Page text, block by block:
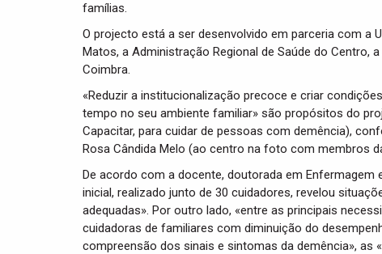
famílias.
O projecto está a ser desenvolvido em parceria com a
Matos, a Administração Regional de Saúde do Centro,
Coimbra.
«Reduzir a institucionalização precoce e criar
tempo no seu ambiente familiar» são propósitos do
Capacitar, para cuidar de pessoas com demência),
Rosa Cândida Melo (ao centro na foto com membros
De acordo com a docente, doutorada em
inicial, realizado junto de 30 cuidadores, revelou
adequadas». Por outro lado, «entre as principais
cuidadoras de familiares com diminuição do
compreensão dos sinais e sintomas da demência»,